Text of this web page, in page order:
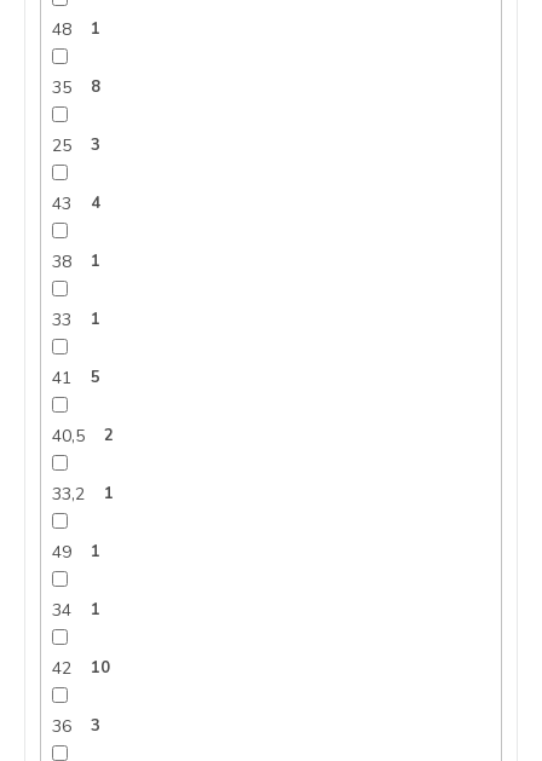
48 1
35 8
25 3
43 4
38 1
33 1
41 5
40,5 2
33,2 1
49 1
34 1
42 10
36 3